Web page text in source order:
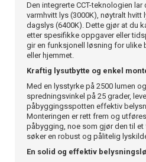
Den integrerte CCT-teknologien
varmhvitt lys (3000K), nøytralt hvitt
dagslys (6400K). Dette gjør at du
etter spesifikke oppgaver eller
gir en funksjonell løsning for ulike
eller hjemmet.
Kraftig lysutbytte og enkel
Med en lysstyrke på 2500 lumen
spredningsvinkel på 25 grader,
påbyggingsspotten effektiv
Monteringen er rett frem og
påbygging, noe som gjør den til
søker en robust og pålitelig
En solid og effektiv